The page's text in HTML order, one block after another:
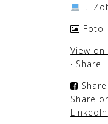
...
Foto
View on
· Share
Share
LinkedIn